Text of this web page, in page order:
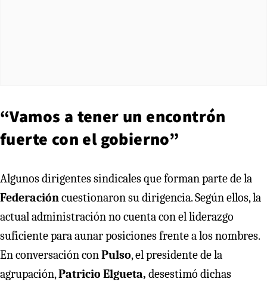
“Vamos a tener un encontrón
fuerte con el gobierno”
Algunos dirigentes sindicales que forman parte de la
Federacióncuestionaron su dirigencia. Según ellos, la
actual administración no cuenta con el liderazgo
suficiente para aunar posiciones frente a los nombres.
En conversación conPulso, el presidente de la
agrupación,Patricio Elgueta, desestimó dichas